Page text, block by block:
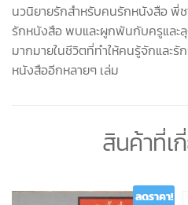
นวนิยายรักสำหรับคนรักหนังสือ พี่
รักหนังสือ พบและผูกพันกับครูและ
มากมายในชีวิตที่ทำให้คนรู้จักและ
หนังสืออีกหลายๆ เล่ม
สินค้าที่เ
ลดราคา!